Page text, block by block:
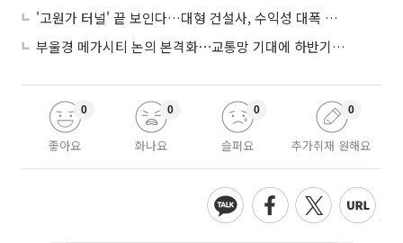
'고원가 터널' 끝 보인다…대형 건설사, 수익성 대폭 개선
부울경 메가시티 논의 본격화⋯교통망 기대에 하반기 분양시장 '주목'
좋아요
0
화나요
0
슬퍼요
0
추가취재 원해요
0